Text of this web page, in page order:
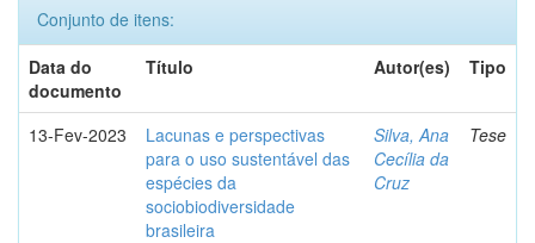
Conjunto de itens:
Data do
documento
Título Autor(es) Tipo
13-Fev-2023
Lacunas e perspectivas
para o uso sustentável das
espécies da
sociobiodiversidade
brasileira
Silva, Ana
Cecília da
Cruz
Tese